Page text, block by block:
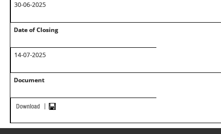
30-06-2025
Date of Closing
14-07-2025
Document